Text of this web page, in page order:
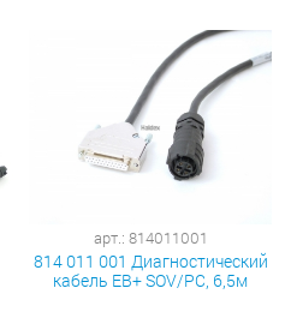
арт.: 814011001
814 011 001 Диагностический
кабель EB+ SOV/PC, 6,5м